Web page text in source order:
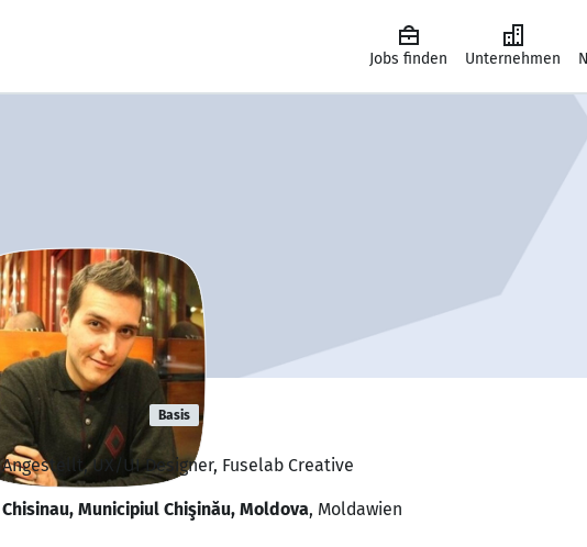
Jobs finden Unternehmen
Bulavca Basis
Angestellt, UX/UI Designer, Fuselab Creative
Chisinau, Municipiul Chişinău, Moldova, Moldawien